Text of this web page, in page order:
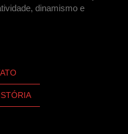
dinamismo e